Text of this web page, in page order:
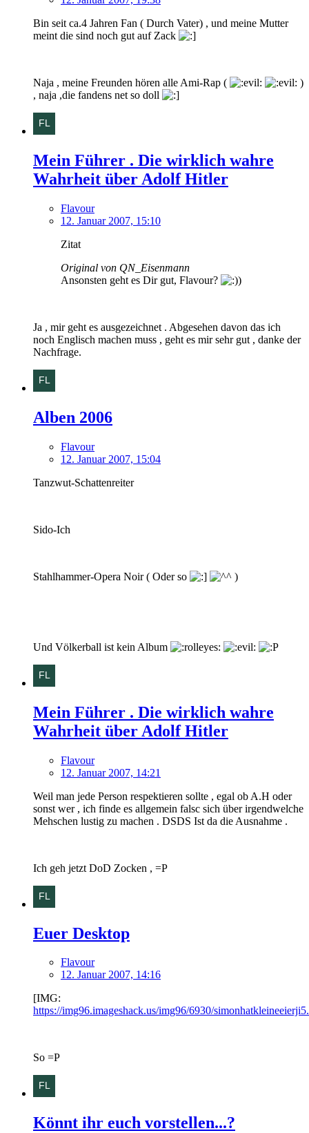
Bin seit ca.4 Jahren Fan ( Durch Vater) , und meine Mutter
meint die sind noch gut auf Zack
Naja , meine Freunden hören alle Ami-Rap (
)
, naja ,die fandens net so doll
Mein Führer . Die wirklich wahre
Wahrheit über Adolf Hitler
Flavour
12. Januar 2007, 15:10
Zitat
Original von QN_Eisenmann
Ansonsten geht es Dir gut, Flavour?
Ja , mir geht es ausgezeichnet . Abgesehen davon das ich
noch Englisch machen muss , geht es mir sehr gut , danke der
Nachfrage.
Alben 2006
Flavour
12. Januar 2007, 15:04
Tanzwut-Schattenreiter
Sido-Ich
Stahlhammer-Opera Noir ( Oder so )
Und Völkerball ist kein Album
Mein Führer . Die wirklich wahre
Wahrheit über Adolf Hitler
Flavour
12. Januar 2007, 14:21
Weil man jede Person respektieren sollte , egal ob A.H oder
sonst wer , ich finde es allgemein falsc sich über irgendwelche
Mehschen lustig zu machen . DSDS Ist da die Ausnahme .
Ich geh jetzt DoD Zocken , =P
Euer Desktop
Flavour
12. Januar 2007, 14:16
[IMG:
https://img96.imageshack.us/img96/6930/
So =P
Könnt ihr euch vorstellen...?